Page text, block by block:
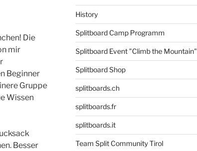
Die
mir
Beginner
Gruppe
Wissen
Besser
History
Splitboard Camp Programm
Splitboard Event "Climb the Mountain"
Splitboard Shop
splitboards.ch
splitboards.fr
splitboards.it
Team Split Community Tirol